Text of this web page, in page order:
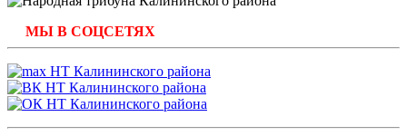
МЫ В СОЦСЕТЯХ